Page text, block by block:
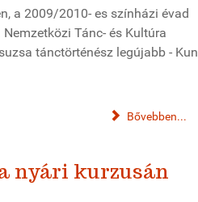
a 2009/2010- es színházi évad
Tánc- és Kultúra
tánctörténész legújabb - Kun
Bővebben...
nyári kurzusán